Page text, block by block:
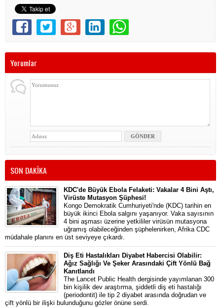
Yorumlar
SON DAKİKA
KDC'de Büyük Ebola Felaketi: Vakalar 4 Bini Aştı,
Virüste Mutasyon Şüphesi!
Kongo Demokratik Cumhuriyeti'nde (KDC) tarihin en
büyük ikinci Ebola salgını yaşanıyor. Vaka sayısının
4 bini aşması üzerine yetkililer virüsün mutasyona
uğramış olabileceğinden şüphelenirken, Afrika CDC
müdahale planını en üst seviyeye çıkardı.
Diş Eti Hastalıkları Diyabet Habercisi Olabilir:
Ağız Sağlığı Ve Şeker Arasındaki Çift Yönlü Bağ
Kanıtlandı
The Lancet Public Health dergisinde yayımlanan 300
bin kişilik dev araştırma, şiddetli diş eti hastalığı
(periodontit) ile tip 2 diyabet arasında doğrudan ve
çift yönlü bir ilişki bulunduğunu gözler önüne serdi.